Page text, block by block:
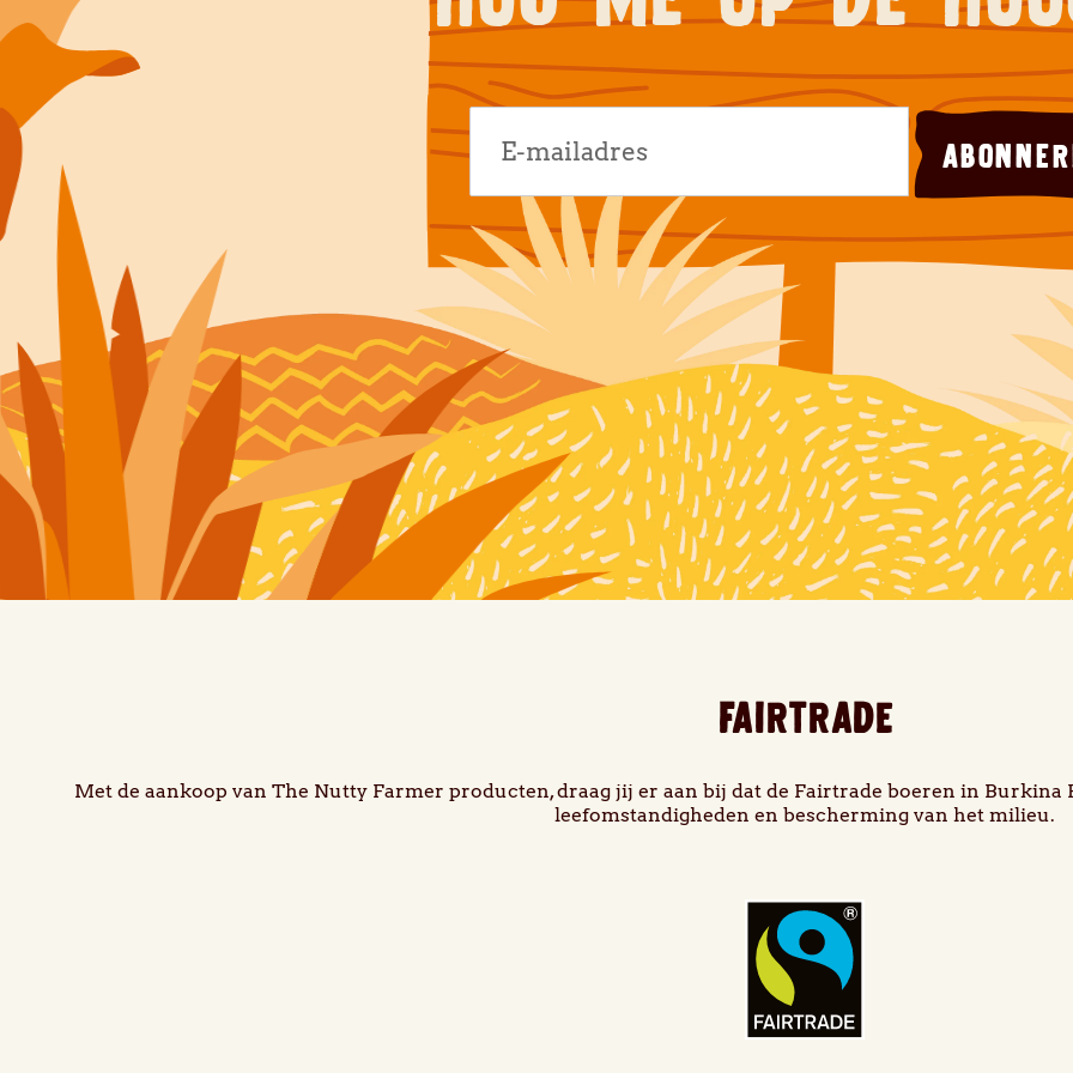
FAIRTRADE
Met de aankoop van The Nutty Farmer producten, draag jij er aan bij dat de Fairtrade boeren in
leefomstandigheden en bescherming van het milieu.